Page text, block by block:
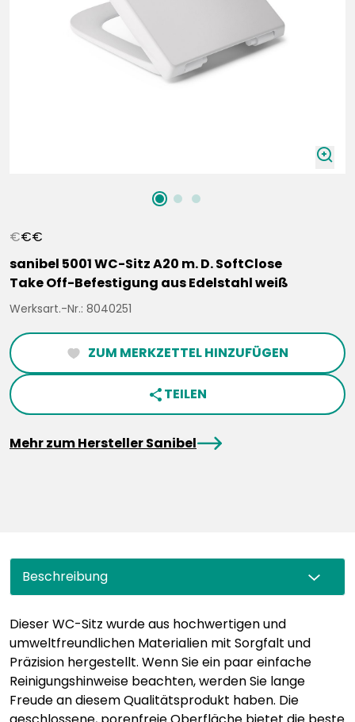
zoomIn
€€€
sanibel 5001 WC-Sitz A20 m. D. SoftClose
Take Off-Befestigung aus Edelstahl weiß
Werksart.-Nr.: 8040251
heartFilled ZUM MERKZETTEL HINZUFÜGEN
share TEILEN
Mehr zum Hersteller SanibelarrowRight
Beschreibung
Dieser WC-Sitz wurde aus hochwertigen und
umweltfreundlichen Materialien mit Sorgfalt und
Präzision hergestellt. Wenn Sie ein paar einfache
Reinigungshinweise beachten, werden Sie lange
Freude an diesem Qualitätsprodukt haben. Die